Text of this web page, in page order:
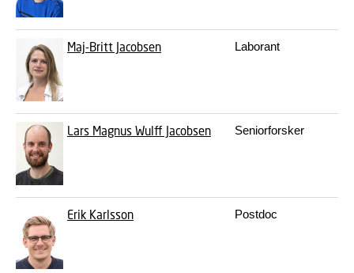
Maj-Britt Jacobsen Laborant
Lars Magnus Wulff Jacobsen Seniorforsker
Erik Karlsson Postdoc